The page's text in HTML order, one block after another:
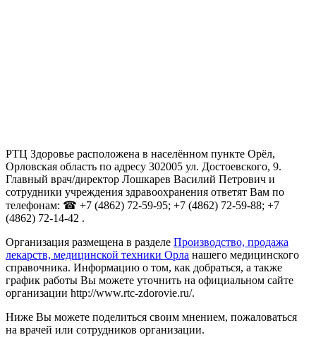
РТЦ Здоровье расположена в населённом пункте Орёл,
Орловская область по адресу 302005 ул. Достоевского, 9.
Главный врач/директор Лошкарев Василий Петрович и
сотрудники учреждения здравоохранения ответят Вам по
телефонам: ☎ +7 (4862) 72-59-95; +7 (4862) 72-59-88; +7
(4862) 72-14-42 .
Организация размещена в разделе Производство, продажа
лекарств, медицинской техники Орла нашего медицинского
справочника. Информацию о том, как добраться, а также
график работы Вы можете уточнить на официальном сайте
организации http://www.rtc-zdorovie.ru/.
Ниже Вы можете поделиться своим мнением, пожаловаться
на врачей или сотрудников организации.